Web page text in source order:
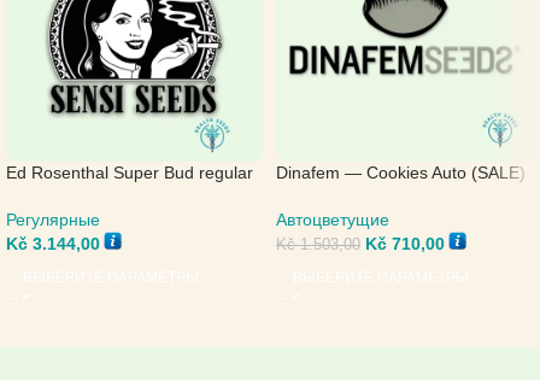
Ed Rosenthal Super Bud regular
Регулярные
Kč 3.144,00
Dinafem — Cookies Auto (SALE)
Автоцветущие
Kč1.503,00 Kč 710,00
ВЫБЕРИТЕ ПАРАМЕТРЫ